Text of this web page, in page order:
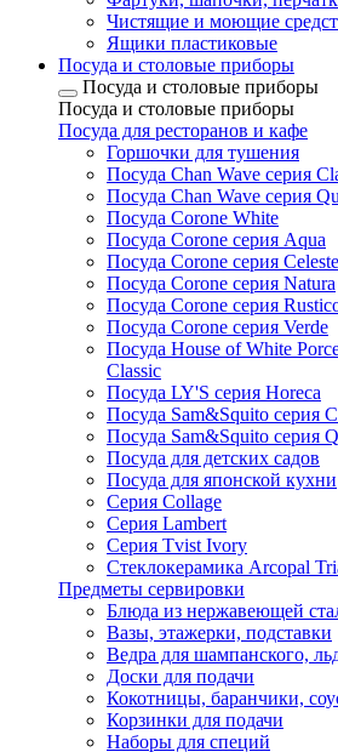
Чистящие и моющие
Ящики пластиковые
Посуда и столовые приборы
Посуда и столовые приборы
Посуда и столовые приборы
Посуда для ресторанов и кафе
Горшочки для тушения
Посуда Chan Wave серия
Посуда Chan Wave серия
Посуда Corone White
Посуда Corone серия Aqua
Посуда Corone серия Celeste
Посуда Corone серия Natura
Посуда Corone серия
Посуда Corone серия Verde
Посуда House of White
Classic
Посуда LY'S серия Horeca
Посуда Sam&Squito серия
Посуда Sam&Squito серия
Посуда для детских садов
Посуда для японской кухни
Серия Collage
Серия Lambert
Серия Tvist Ivory
Стеклокерамика Arcopal
Предметы сервировки
Блюда из нержавеющей
Вазы, этажерки, подставки
Ведра для шампанского,
Доски для подачи
Кокотницы, баранчики,
Корзинки для подачи
Наборы для специй